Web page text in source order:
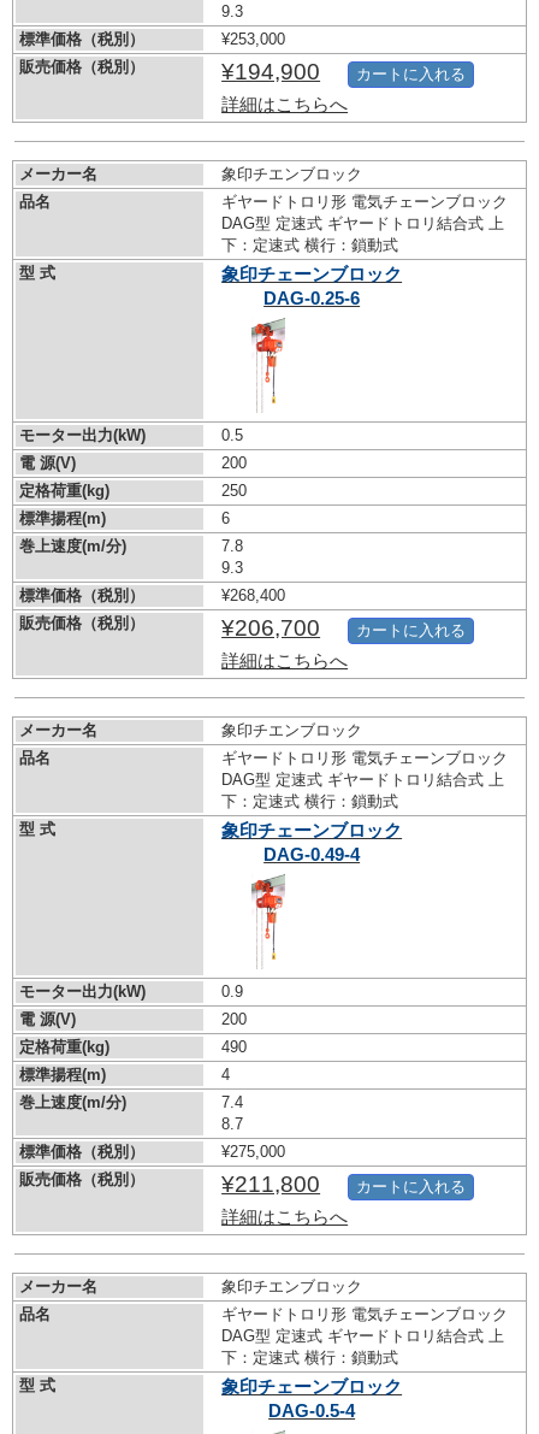
9.3
標準価格（税別）
¥253,000
販売価格（税別）
¥194,900
詳細はこちらへ
カートに入れる
メーカー名
象印チエンブロック
品名
ギヤードトロリ形 電気チェーンブロック
DAG型 定速式 ギヤードトロリ結合式 上
下：定速式 横行：鎖動式
型 式
象印チェーンブロック
DAG-0.25-6
モーター出力(kW)
0.5
電 源(V)
200
定格荷重(kg)
250
標準揚程(m)
6
巻上速度(m/分)
7.8
9.3
標準価格（税別）
¥268,400
販売価格（税別）
¥206,700
詳細はこちらへ
カートに入れる
メーカー名
象印チエンブロック
品名
ギヤードトロリ形 電気チェーンブロック
DAG型 定速式 ギヤードトロリ結合式 上
下：定速式 横行：鎖動式
型 式
象印チェーンブロック
DAG-0.49-4
モーター出力(kW)
0.9
電 源(V)
200
定格荷重(kg)
490
標準揚程(m)
4
巻上速度(m/分)
7.4
8.7
標準価格（税別）
¥275,000
販売価格（税別）
¥211,800
詳細はこちらへ
カートに入れる
メーカー名
象印チエンブロック
品名
ギヤードトロリ形 電気チェーンブロック
DAG型 定速式 ギヤードトロリ結合式 上
下：定速式 横行：鎖動式
型 式
象印チェーンブロック
DAG-0.5-4